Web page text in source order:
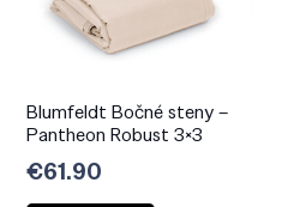
Blumfeldt Bočné steny –
Pantheon Robust 3×3
€61.90